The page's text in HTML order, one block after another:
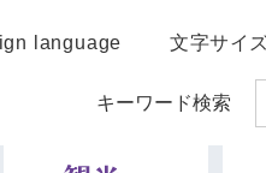
language 文字サイ
キーワード検索